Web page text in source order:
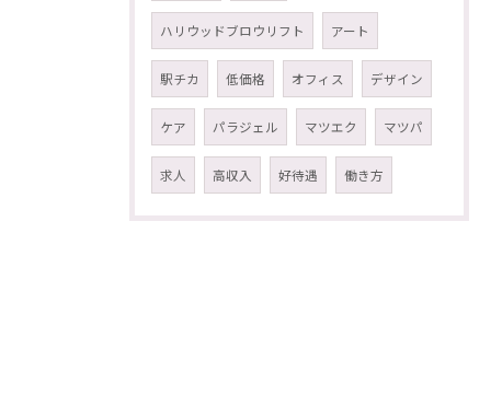
ハリウッドブロウリフト アート
駅チカ 低価格 オフィス デザイン
ケア パラジェル マツエク マツパ
求人 高収入 好待遇 働き方